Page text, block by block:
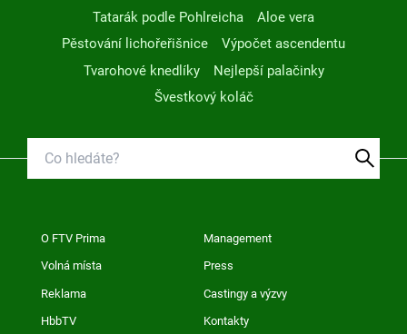
Tatarák podle Pohlreicha
Aloe vera
Pěstování lichořeřišnice
Výpočet ascendentu
Tvarohové knedlíky
Nejlepší palačinky
Švestkový koláč
O FTV Prima Management
Volná místa Press
Reklama Castingy a výzvy
HbbTV Kontakty